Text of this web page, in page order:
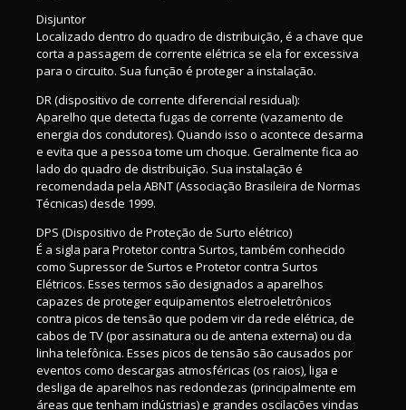
Disjuntor
Localizado dentro do quadro de distribuição, é a chave que
corta a passagem de corrente elétrica se ela for excessiva
para o circuito. Sua função é proteger a instalação.
DR (dispositivo de corrente diferencial residual):
Aparelho que detecta fugas de corrente (vazamento de
energia dos condutores). Quando isso o acontece desarma
e evita que a pessoa tome um choque. Geralmente fica ao
lado do quadro de distribuição. Sua instalação é
recomendada pela ABNT (Associação Brasileira de Normas
Técnicas) desde 1999.
DPS (Dispositivo de Proteção de Surto elétrico)
É a sigla para Protetor contra Surtos, também conhecido
como Supressor de Surtos e Protetor contra Surtos
Elétricos. Esses termos são designados a aparelhos
capazes de proteger equipamentos eletroeletrônicos
contra picos de tensão que podem vir da rede elétrica, de
cabos de TV (por assinatura ou de antena externa) ou da
linha telefônica. Esses picos de tensão são causados por
eventos como descargas atmosféricas (os raios), liga e
desliga de aparelhos nas redondezas (principalmente em
áreas que tenham indústrias) e grandes oscilações vindas